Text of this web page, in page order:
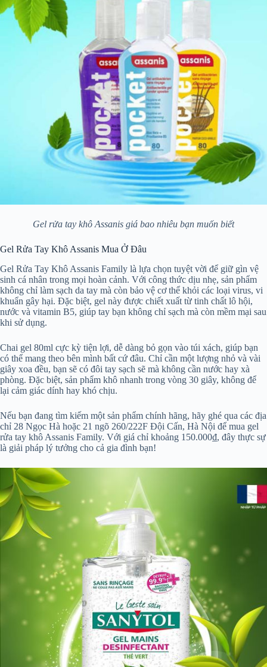
Gel rửa tay khô Assanis giá bao nhiêu bạn muốn biết
Gel Rửa Tay Khô Assanis Mua Ở Đâu
Gel Rửa Tay Khô Assanis Family là lựa chọn tuyệt vời để giữ gìn vệ
sinh cá nhân trong mọi hoàn cảnh. Với công thức dịu nhẹ, sản phẩm
không chỉ làm sạch da tay mà còn bảo vệ cơ thể khỏi các loại virus, vi
khuẩn gây hại. Đặc biệt, gel này được chiết xuất từ tinh chất lô hội,
nước và vitamin B5, giúp tay bạn không chỉ sạch mà còn mềm mại sau
khi sử dụng.
Chai gel 80ml cực kỳ tiện lợi, dễ dàng bỏ gọn vào túi xách, giúp bạn
có thể mang theo bên mình bất cứ đâu. Chỉ cần một lượng nhỏ và vài
giây xoa đều, bạn sẽ có đôi tay sạch sẽ mà không cần nước hay xà
phòng. Đặc biệt, sản phẩm khô nhanh trong vòng 30 giây, không để
lại cảm giác dính hay khó chịu.
Nếu bạn đang tìm kiếm một sản phẩm chính hãng, hãy ghé qua các địa
chỉ 28 Ngọc Hà hoặc 21 ngõ 260/222F Đội Cấn, Hà Nội để mua gel
rửa tay khô Assanis Family. Với giá chỉ khoảng 150.000₫, đây thực sự
là giải pháp lý tưởng cho cả gia đình bạn!